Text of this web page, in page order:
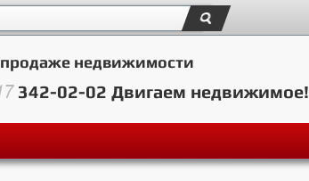
недвижимости
342-02-02 Двигаем недвижимое!